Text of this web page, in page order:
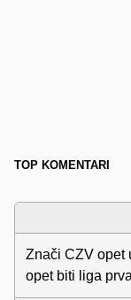
TOP KOMENTARI
Znači CZV opet
opet biti liga